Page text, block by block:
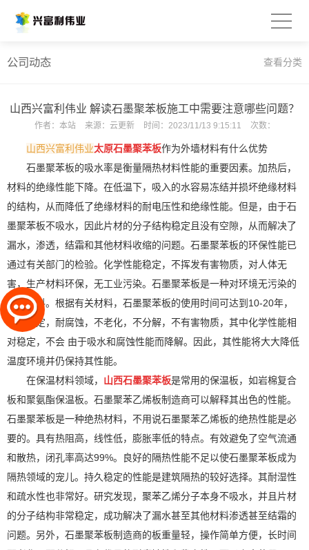
公司动态 查看分类
山西兴富利伟业 解读石墨聚苯板施工中需要注意哪些问题？
作者： 本站 来源： 云更新 时间： 2023/11/13 9:15:11 次数：
山西兴富利伟业太原石墨聚苯板作为外墙材料有什么优势
石墨聚苯板的吸水率是衡量隔热材料性能的重要因素。加热后，
材料的绝缘性能下降。在低温下，吸入的水容易冻结并损坏绝缘材料
的结构，从而降低了绝缘材料的耐电压性和绝缘性能。但是，由于石
墨聚苯板不吸水，因此片材的分子结构稳定且没有空隙，从而解决了
漏水，渗透，结霜和其他材料收缩的问题。石墨聚苯板的环保性能已
通过有关部门的检验。化学性能稳定，不挥发有害物质，对人体无
害，生产材料环保，无工业污染。石墨聚苯板是一种对环境无污染的
建筑材料。根据有关材料，石墨聚苯板的使用时间可达到10-20年，
长期稳定，耐腐蚀，不老化，不分解，不有害物质，其中化学性能相
对稳定，不会 由于吸水和腐蚀性能而降解。因此，其性能将大大降低
温度环境并仍保持其性能。
在保温材料领域， 山西石墨聚苯板是常用的保温板，如岩棉复合
板和聚氨酯保温板。石墨聚苯乙烯板制造商可以解释其出色的性能。
石墨聚苯板是一种绝热材料，不用说石墨聚苯乙烯板的绝热性能是必
要的。具有热阻高，线性低，膨胀率低的特点。有效避免了空气流通
和散热，闭孔率高达99%。良好的隔热性能不足以使石墨聚苯板成为
隔热领域的宠儿。持久稳定的性能是建筑隔热的较好选择。其耐湿性
和疏水性也非常好。研究发现，聚苯乙烯分子本身不吸水，并且片材
的分子结构非常稳定，成功解决了漏水甚至其他材料渗透甚至结霜的
问题。另外，石墨聚苯板制造商的板重量轻，操作简单方便，长时间